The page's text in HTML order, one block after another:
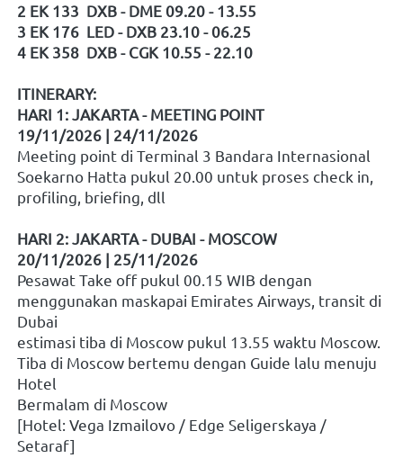
2 EK 133  DXB - DME 09.20 - 13.55
3 EK 176  LED - DXB 23.10 - 06.25
4 EK 358  DXB - CGK 10.55 - 22.10
ITINERARY:
HARI 1: JAKARTA - MEETING POINT
19/11/2026 | 24/11/2026
Meeting point di Terminal 3 Bandara Internasional
Soekarno Hatta pukul 20.00 untuk proses check in,
profiling, briefing, dll
HARI 2: JAKARTA - DUBAI - MOSCOW
20/11/2026 | 25/11/2026
Pesawat Take off pukul 00.15 WIB dengan
menggunakan maskapai Emirates Airways, transit di
Dubai
estimasi tiba di Moscow pukul 13.55 waktu Moscow.
Tiba di Moscow bertemu dengan Guide lalu menuju
Hotel
Bermalam di Moscow
[Hotel: Vega Izmailovo / Edge Seligerskaya /
Setaraf]